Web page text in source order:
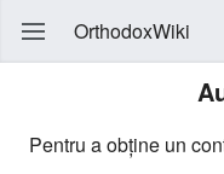
OrthodoxWiki
Pentru a obține un